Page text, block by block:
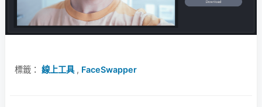
標籤： 線上工具, FaceSwapper